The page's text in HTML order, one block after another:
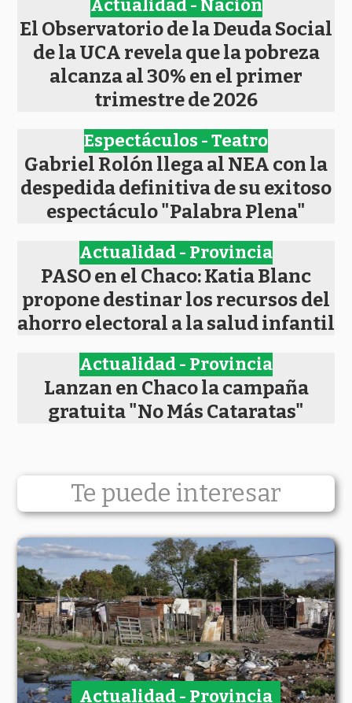
El Observatorio de la Deuda Social
de la UCA revela que la pobreza
alcanza al 30% en el primer
trimestre de 2026
Actualidad - Nación
Gabriel Rolón llega al NEA con la
despedida definitiva de su exitoso
espectáculo "Palabra Plena"
Espectáculos - Teatro
PASO en el Chaco: Katia Blanc
propone destinar los recursos del
ahorro electoral a la salud infantil
Actualidad - Provincia
Lanzan en Chaco la campaña
gratuita "No Más Cataratas"
Actualidad - Provincia
Te puede interesar
Actualidad - Provincia